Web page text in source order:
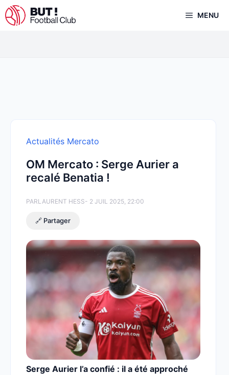
Aller
au
MENU
Actualités Mercato
OM Mercato : Serge Aurier a
recalé Benatia !
PARLAURENT HESS- 2 JUIL 2025, 22:00
🔗 Partager
Serge Aurier l’a confié : il a été approché